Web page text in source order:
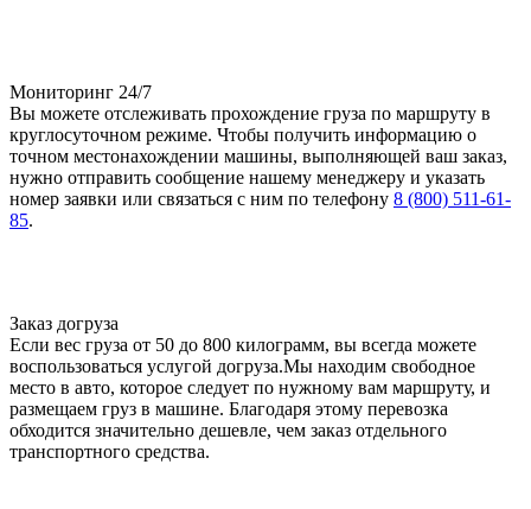
Мониторинг 24/7
Вы можете отслеживать прохождение груза по маршруту в
круглосуточном режиме. Чтобы получить информацию о
точном местонахождении машины, выполняющей ваш заказ,
нужно отправить сообщение нашему менеджеру и указать
номер заявки или связаться с ним по телефону 8 (800) 511-61-
85.
Заказ догруза
Если вес груза от 50 до 800 килограмм, вы всегда можете
воспользоваться услугой догруза.Мы находим свободное
место в авто, которое следует по нужному вам маршруту, и
размещаем груз в машине. Благодаря этому перевозка
обходится значительно дешевле, чем заказ отдельного
транспортного средства.